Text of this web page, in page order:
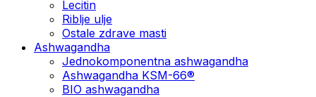
Lecitin
Riblje ulje
Ostale zdrave masti
Ashwagandha
Jednokomponentna ashwagandha
Ashwagandha KSM-66®
BIO ashwagandha